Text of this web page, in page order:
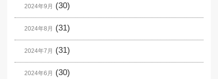
2024年9月 (30)
2024年8月 (31)
2024年7月 (31)
2024年6月 (30)